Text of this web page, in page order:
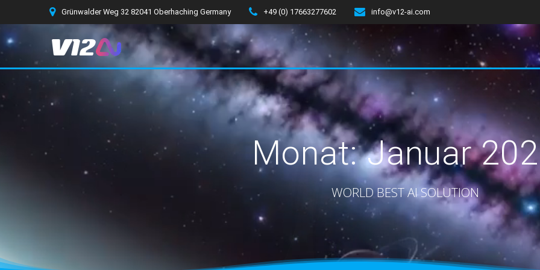
springen
Grünwalder Weg 32 82041 Oberhaching Germany +49 (0) 17663277602 info@v12-ai.com
Monat:Januar
WORLD BEST AI SOLUTION